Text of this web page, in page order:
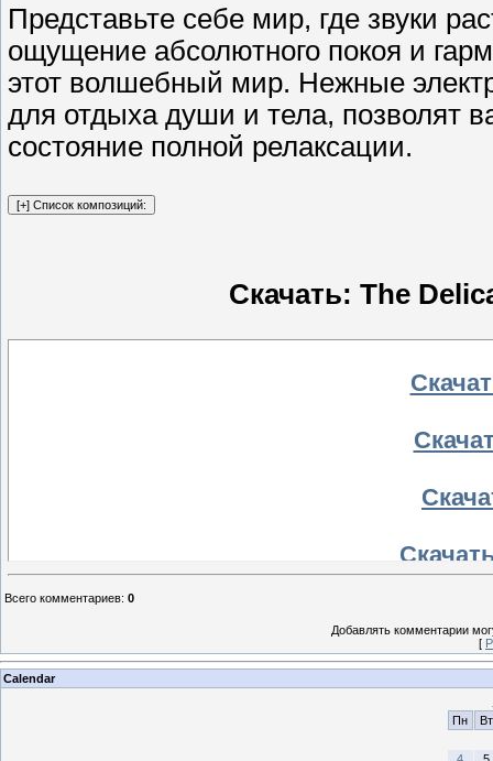
Представьте себе мир, где звуки
ощущение абсолютного покоя и
этот волшебный мир. Нежные
для отдыха души и тела, позволят
состояние полной релаксации.
Скачать: The
Всего комментариев: 0
Добавлять комментарии
[
Calendar
Пн
Вт